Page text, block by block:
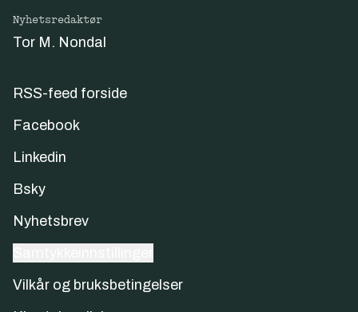
Nyhetsredaktør
Tor M. Nondal
RSS-feed forside
Facebook
Linkedin
Bsky
Nyhetsbrev
Vilkår og bruksbetingelser